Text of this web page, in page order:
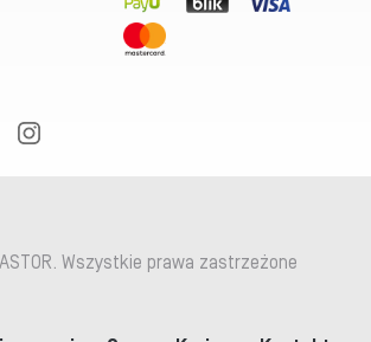
Wszystkie prawa zastrzeżone